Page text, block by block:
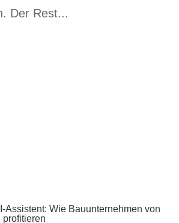
Der Rest...
Assistent: Wie Bauunternehmen von